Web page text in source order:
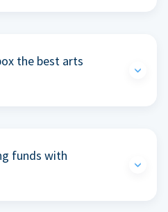
the best arts
funds with